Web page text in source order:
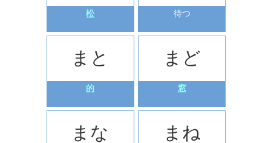
松 待つ
まと
的
まど
窓
まな まね